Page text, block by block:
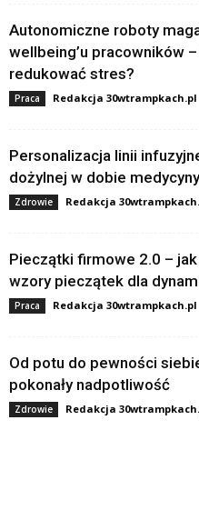
Autonomiczne roboty
wellbeing’u pracowników
redukować stres?
Praca Redakcja 30wtrampkach.pl
Personalizacja linii
dożylnej w dobie
Zdrowie Redakcja
Pieczątki firmowe 2.0 –
wzory pieczątek dla
Praca Redakcja 30wtrampkach.pl
Od potu do pewności
pokonały nadpotliwość
Zdrowie Redakcja